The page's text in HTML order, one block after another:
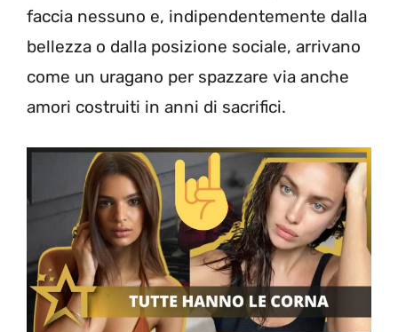
faccia nessuno e, indipendentemente dalla
bellezza o dalla posizione sociale, arrivano
come un uragano per spazzare via anche
amori costruiti in anni di sacrifici.